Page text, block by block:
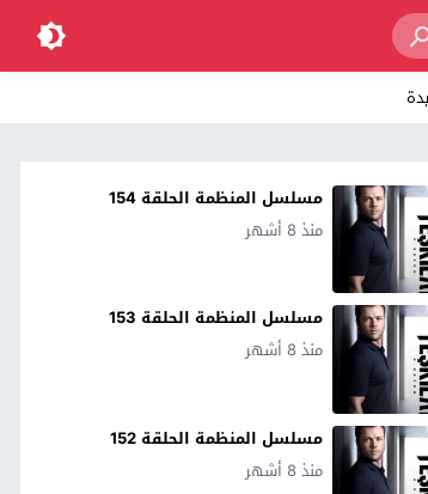
مسلسل المنظمة الحلقة 154
منذ 8 أشهر
مسلسل المنظمة الحلقة 153
منذ 8 أشهر
مسلسل المنظمة الحلقة 152
منذ 8 أشهر